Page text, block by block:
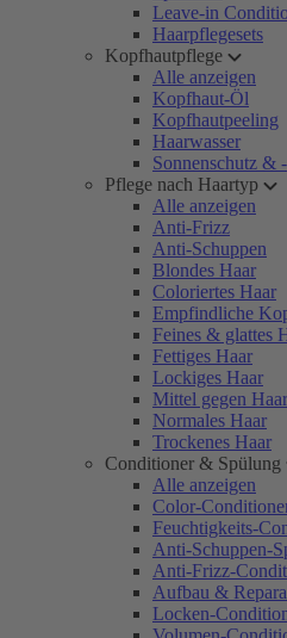
Leave-in
Haarpflegesets
Kopfhautpflege
Alle anzeigen
Kopfhaut-Öl
Kopfhautpeeling
Haarwasser
Sonnenschutz &
Pflege nach Haartyp
Alle anzeigen
Anti-Frizz
Anti-Schuppen
Blondes Haar
Coloriertes Haar
Empfindliche
Feines & glattes
Fettiges Haar
Lockiges Haar
Mittel gegen
Normales Haar
Trockenes Haar
Conditioner & Spülung
Alle anzeigen
Color-
Feuchtigkeits-
Anti-Schuppen-
Anti-Frizz-
Aufbau &
Locken-